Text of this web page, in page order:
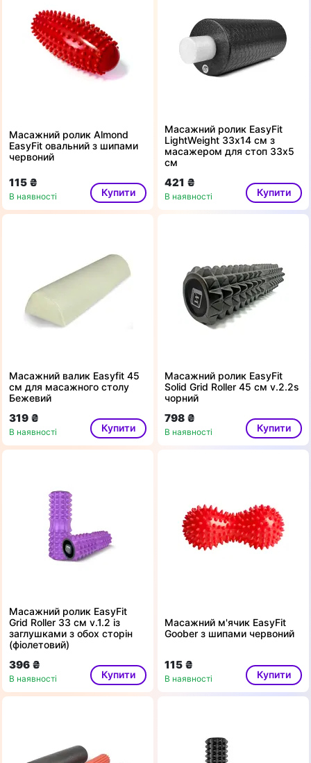
Масажний ролик Almond
EasyFit овальний з шипами
червоний
115 ₴
В наявності Купити
Масажний ролик EasyFit
LightWeight 33х14 см з
масажером для стоп 33х5
см
421 ₴
В наявності Купити
Масажний валик Easyfit 45
см для масажного столу
Бежевий
319 ₴
В наявності Купити
Масажний ролик EasyFit
Solid Grid Roller 45 см v.2.2s
чорний
798 ₴
В наявності Купити
Масажний ролик EasyFit
Grid Roller 33 см v.1.2 із
заглушками з обох сторін
(фіолетовий)
396 ₴
В наявності Купити
Масажний м'ячик EasyFit
Goober з шипами червоний
115 ₴
В наявності Купити